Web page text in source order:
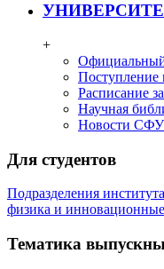
+
Расписание
Научная
Новости СФУ
Для студентов
Подразделения института
физика и
Тематика